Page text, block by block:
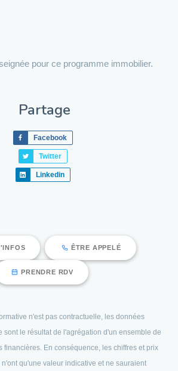
pour ce programme immobilier.
Partage
Facebook
Twitter
Linkedin
ÊTRE APPELÉ
PRENDRE RDV
n'est pas contractuelle, les données
sont le résultat de l'agrégation d'un ensemble de
financières. En conséquence, les chiffres et prix
qu'une valeur indicative et ne sauraient